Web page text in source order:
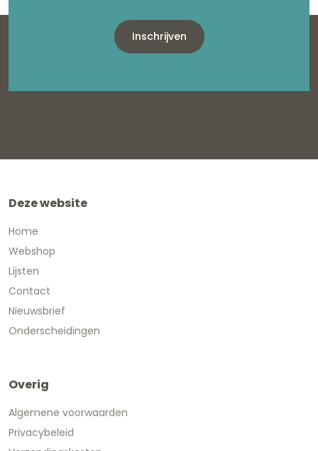
Inschrijven
Deze website
Home
Webshop
Lijsten
Contact
Nieuwsbrief
Onderscheidingen
Overig
Algemene voorwaarden
Privacybeleid